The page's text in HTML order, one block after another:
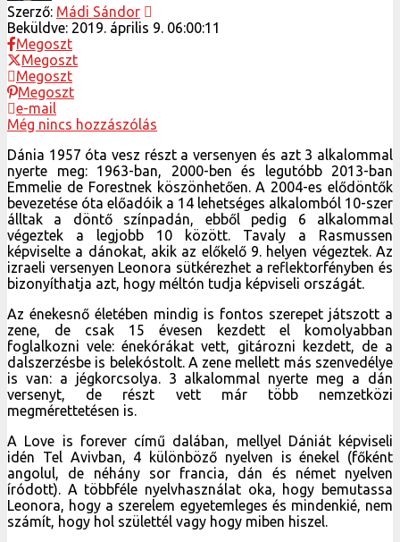
Szerző: Mádi Sándor
Beküldve: 2019. április 9. 06:00:11
Megoszt
Megoszt
Megoszt
Megoszt
e-mail
Még nincs hozzászólás
Dánia 1957 óta vesz részt a versenyen és azt 3 alkalommal
nyerte meg: 1963-ban, 2000-ben és legutóbb 2013-ban
Emmelie de Forestnek köszönhetően. A 2004-es elődöntők
bevezetése óta előadóik a 14 lehetséges alkalomból 10-szer
álltak a döntő színpadán, ebből pedig 6 alkalommal
végeztek a legjobb 10 között. Tavaly a Rasmussen
képviselte a dánokat, akik az előkelő 9. helyen végeztek. Az
izraeli versenyen Leonora sütkérezhet a reflektorfényben és
bizonyíthatja azt, hogy méltón tudja képviseli országát.
Az énekesnő életében mindig is fontos szerepet játszott a
zene, de csak 15 évesen kezdett el komolyabban
foglalkozni vele: énekórákat vett, gitározni kezdett, de a
dalszerzésbe is belekóstolt. A zene mellett más szenvedélye
is van: a jégkorcsolya. 3 alkalommal nyerte meg a dán
versenyt, de részt vett már több nemzetközi
megmérettetésen is.
A Love is forever című dalában, mellyel Dániát képviseli
idén Tel Avivban, 4 különböző nyelven is énekel (főként
angolul, de néhány sor francia, dán és német nyelven
íródott). A többféle nyelvhasználat oka, hogy bemutassa
Leonora, hogy a szerelem egyetemleges és mindenkié, nem
számít, hogy hol születtél vagy hogy miben hiszel.